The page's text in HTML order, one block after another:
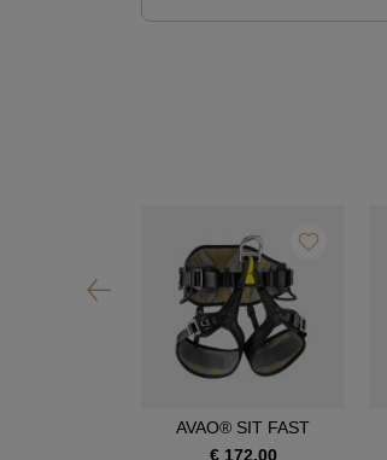
AVAO® SIT FAST
€ 172,00